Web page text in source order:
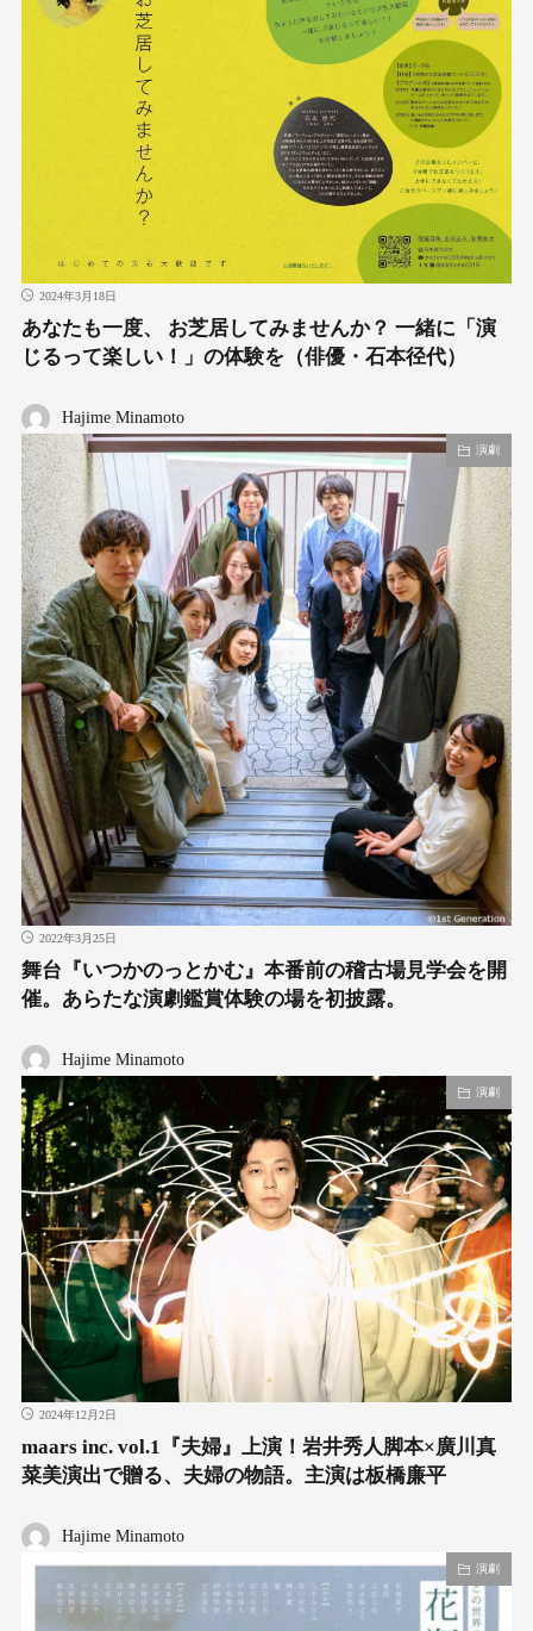
2024年3月18日
あなたも一度、 お芝居してみませんか？ 一緒に「演
じるって楽しい！」の体験を（俳優・石本径代）
Hajime Minamoto
演劇
2022年3月25日
舞台『いつかのっとかむ』本番前の稽古場見学会を開
催。あらたな演劇鑑賞体験の場を初披露。
Hajime Minamoto
演劇
2024年12月2日
maars inc. vol.1『夫婦』上演！岩井秀人脚本×廣川真
菜美演出で贈る、夫婦の物語。主演は板橋廉平
Hajime Minamoto
演劇